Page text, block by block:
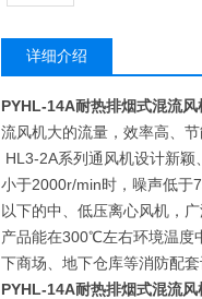
详细介绍
PYHL-14A耐热排烟式混流风
流风机大的流量，效率高、
HL3-2A系列通风机设计新
小于2000r/min时，噪声低于
以下的中、低压离心风机，
产品能在300℃左右环境温度
下商场、地下仓库等消防配
PYHL-14A耐热排烟式混流风